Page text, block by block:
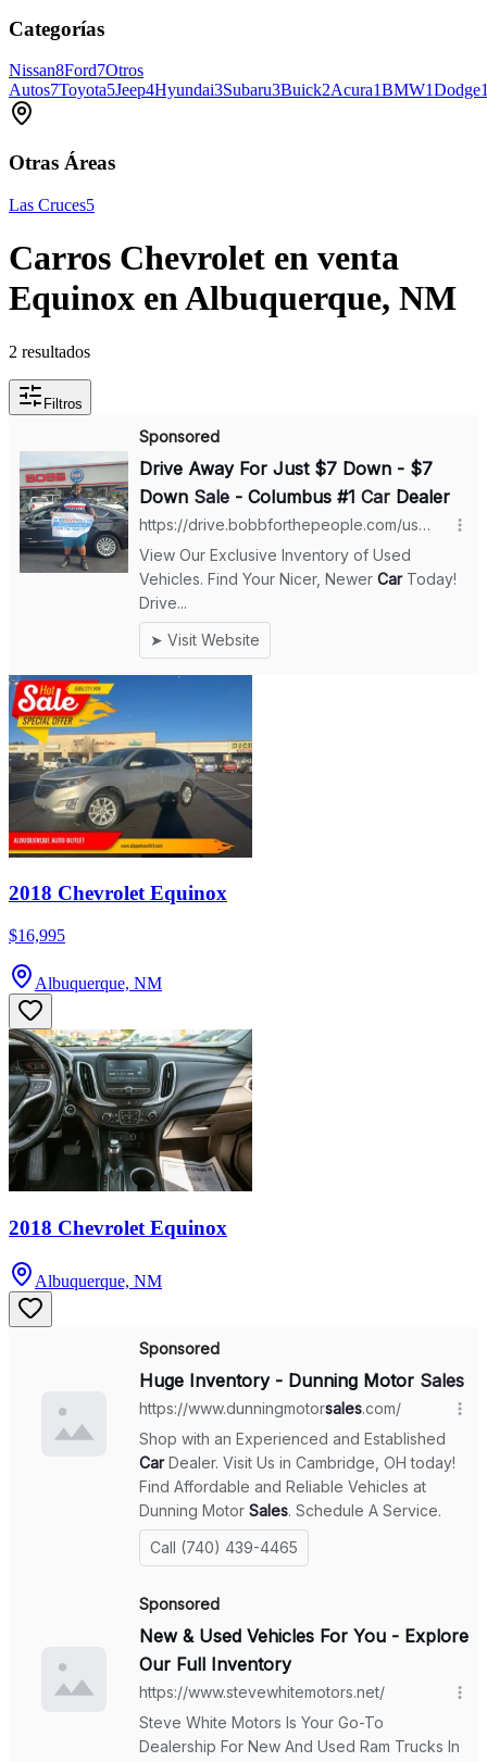
Categorías
Nissan8Ford7Otros
Autos7Toyota5Jeep4Hyundai3Subaru3Buick2Acura1BMW1Dodge
Otras Áreas
Las Cruces5
Carros Chevrolet en venta
Equinox en Albuquerque, NM
2 resultados
Filtros
2018 Chevrolet Equinox
$16,995
Albuquerque, NM
2018 Chevrolet Equinox
Albuquerque, NM